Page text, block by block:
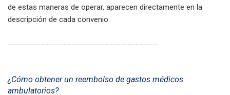
de estas maneras de operar, aparecen directamente en la
descripción de cada convenio.
¿Cómo obtener un reembolso de gastos médicos
ambulatorios?